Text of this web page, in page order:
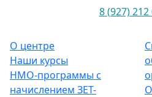
8 (927) 212
О центре
Наши курсы
НМО-программы с
начислением ЗЕТ-